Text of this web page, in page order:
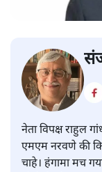
नेता विपक्ष राहुल
एमएम नरवणे की
चाहे। हंगामा मच